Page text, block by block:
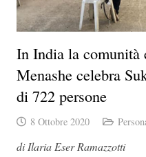
In India la comunità
Menashe celebra
di 722 persone
8 Ottobre 2020
di Ilaria Eser Ramazzotti